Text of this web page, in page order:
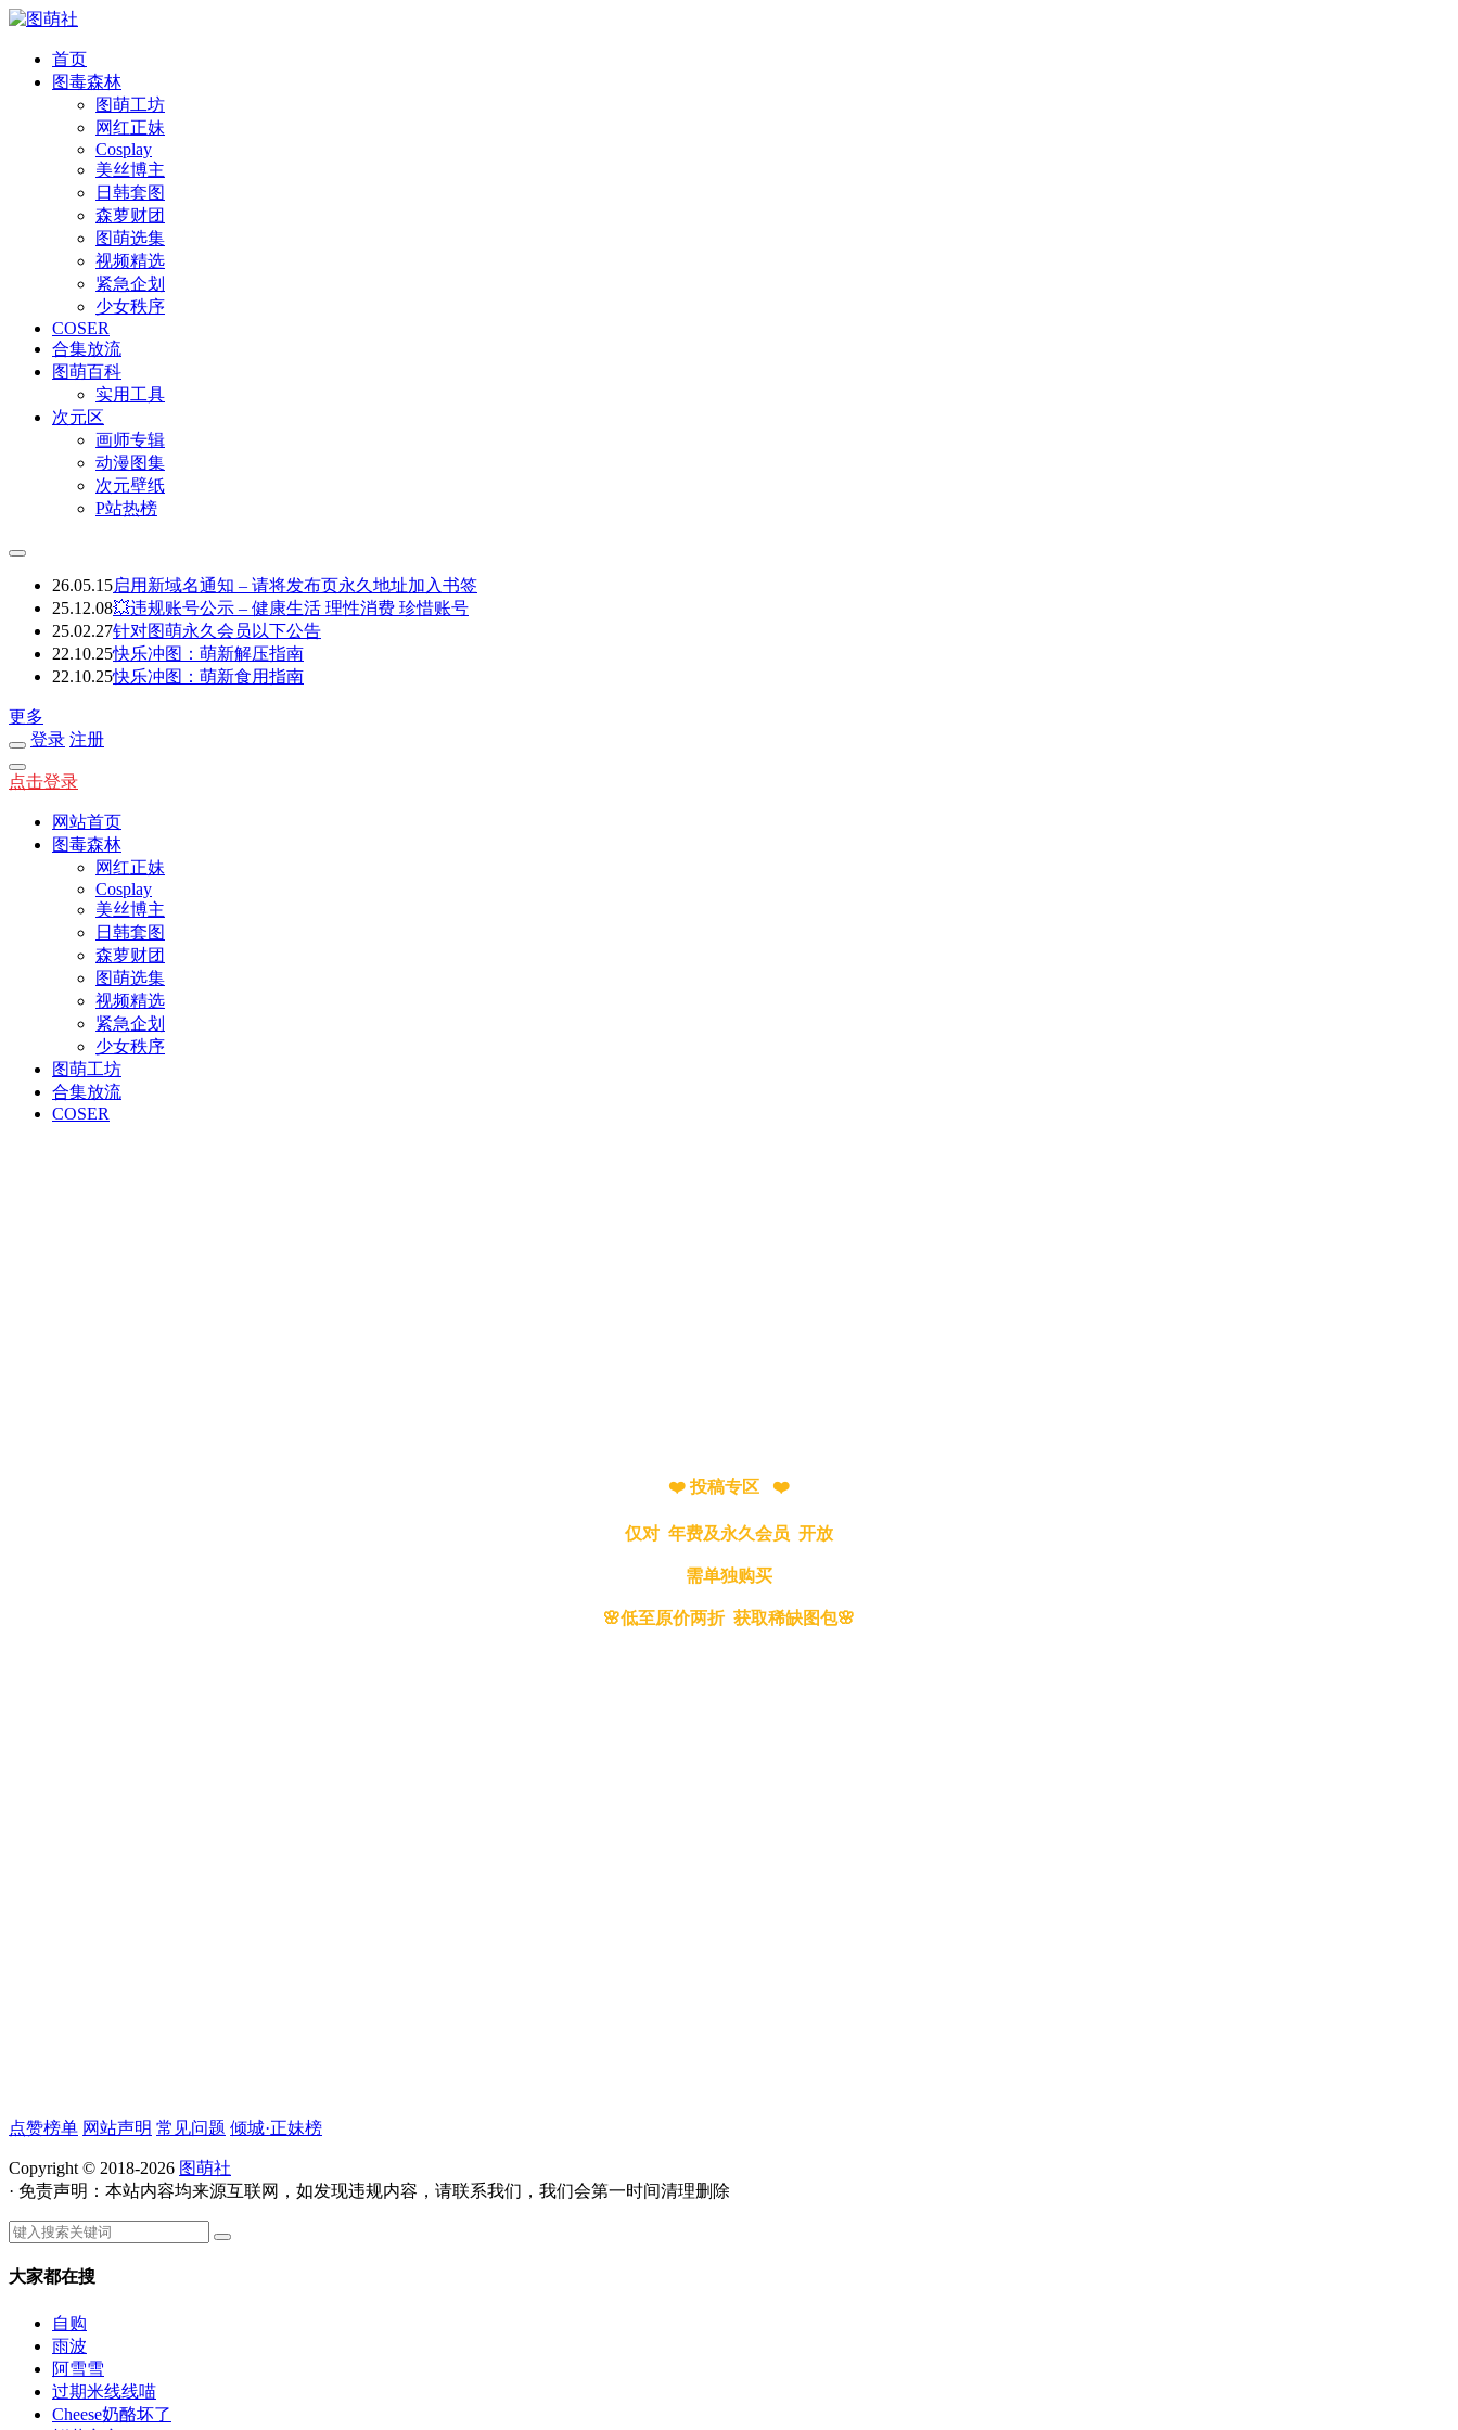
首页
图毒森林
图萌工坊
网红正妹
Cosplay
美丝博主
日韩套图
森萝财团
图萌选集
视频精选
紧急企划
少女秩序
COSER
合集放流
图萌百科
实用工具
次元区
画师专辑
动漫图集
次元壁纸
P站热榜
26.05.15启用新域名通知 – 请将发布页永久地址加入书签
25.12.08💥违规账号公示 – 健康生活 理性消费 珍惜账号
25.02.27针对图萌永久会员以下公告
22.10.25快乐冲图：萌新解压指南
22.10.25快乐冲图：萌新食用指南
更多
登录 注册
点击登录
网站首页
图毒森林
网红正妹
Cosplay
美丝博主
日韩套图
森萝财团
图萌选集
视频精选
紧急企划
少女秩序
图萌工坊
合集放流
COSER
❤️ 投稿专区 ❤️
仅对 年费及永久会员 开放
需单独购买
🌸低至原价两折 获取稀缺图包🌸
点赞榜单 网站声明 常见问题 倾城·正妹榜
Copyright © 2018-2026 图萌社
· 免责声明：本站内容均来源互联网，如发现违规内容，请联系我们，我们会第一时间清理删除
大家都在搜
自购
雨波
阿雪雪
过期米线线喵
Cheese奶酪坏了